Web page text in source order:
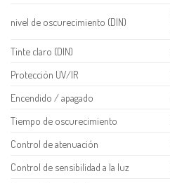
nivel de oscurecimiento (DIN)
Tinte claro (DIN)
Protección UV/IR
Encendido / apagado
Tiempo de oscurecimiento
Control de atenuación
Control de sensibilidad a la luz